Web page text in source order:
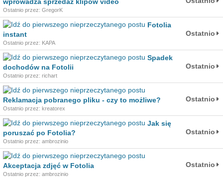
Ostatnio przez: GregorK
Fotolia
instant
Ostatnio przez: KAPA
Ostatnio
Spadek
dochodów na Fotolii
Ostatnio przez: richart
Ostatnio
Reklamacja pobranego pliku - czy to możliwe?
Ostatnio przez: kreatorex
Ostatnio
Jak się
poruszać po Fotolia?
Ostatnio przez: ambrozinio
Ostatnio
Akceptacja zdjęć w Fotolia
Ostatnio przez: ambrozinio
Ostatnio